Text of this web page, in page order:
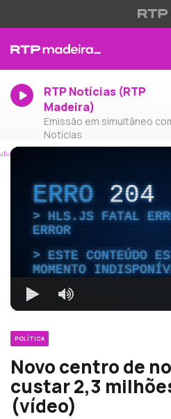
RTP Notícias (RTP
Madeira)
Emissão em simultâneo
Notícias
ERRO204
HLS.JS FATAL
ERROR
ESTE CONTEÚDO
MOMENTO
POLÍTICA
Novo centro de
custar 2,3
(vídeo)